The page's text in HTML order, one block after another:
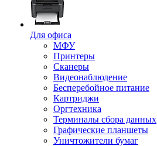
Для офиса
МФУ
Принтеры
Сканеры
Видеонаблюдение
Бесперебойное питание
Картриджи
Оргтехника
Терминалы сбора данных
Графические планшеты
Уничтожители бумаг